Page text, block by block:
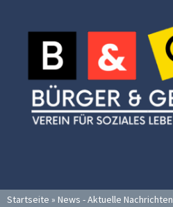
Inhalt
springen
Startseite » News - Aktuelle Nachrichten